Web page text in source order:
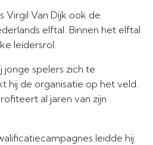
Virgil Van Dijk ook de
elftal. Binnen het elftal
leidersrol.
jonge spelers zich te
hij de organisatie op het veld.
al jaren van zijn
leidde hij